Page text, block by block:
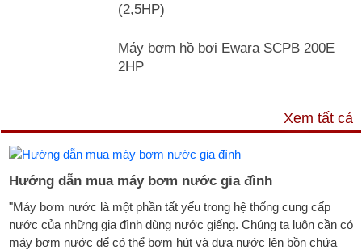
(2,5HP)
Máy bơm hồ bơi Ewara SCPB 200E
2HP
Xem tất cả
Hướng dẫn mua máy bơm nước gia đình
"Máy bơm nước là một phần tất yếu trong hệ thống cung cấp
nước của những gia đình dùng nước giếng. Chúng ta luôn cần có
máy bơm nước để có thể bơm hút và đưa nước lên bồn chứa